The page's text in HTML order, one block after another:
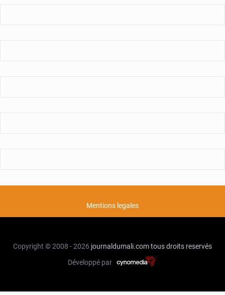
Mentions legales
Copyright © 2008 - 2026 journaldumali.comtous droits reservés
Développé par